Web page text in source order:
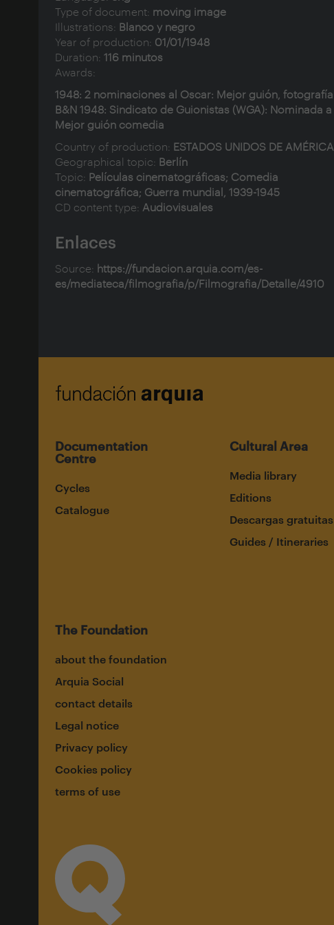
Type of document: moving image
Illustrations: Blanco y negro
Year of production: 01/01/1948
Duration: 116 minutos
Awards:
1948: 2 nominaciones al Oscar: Mejor guión, fotografía
B&N 1948: Sindicato de Guionistas (WGA): Nominada a
Mejor guión comedia
Country of production: ESTADOS UNIDOS DE AMÉRICA
Geographical topic: Berlín
Topic: Películas cinematográficas; Comedia
cinematográfica; Guerra mundial, 1939-1945
CD content type: Audiovisuales
Enlaces
Source: https://fundacion.arquia.com/es-
es/mediateca/filmografia/p/Filmografia/Detalle/4910
Documentation
Centre
Cycles
Catalogue
Cultural Area
Media library
Editions
Descargas gratuitas
Guides / Itineraries
The Foundation
about the foundation
Arquia Social
contact details
Legal notice
Privacy policy
Cookies policy
terms of use